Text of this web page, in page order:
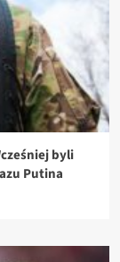
byli
Putina